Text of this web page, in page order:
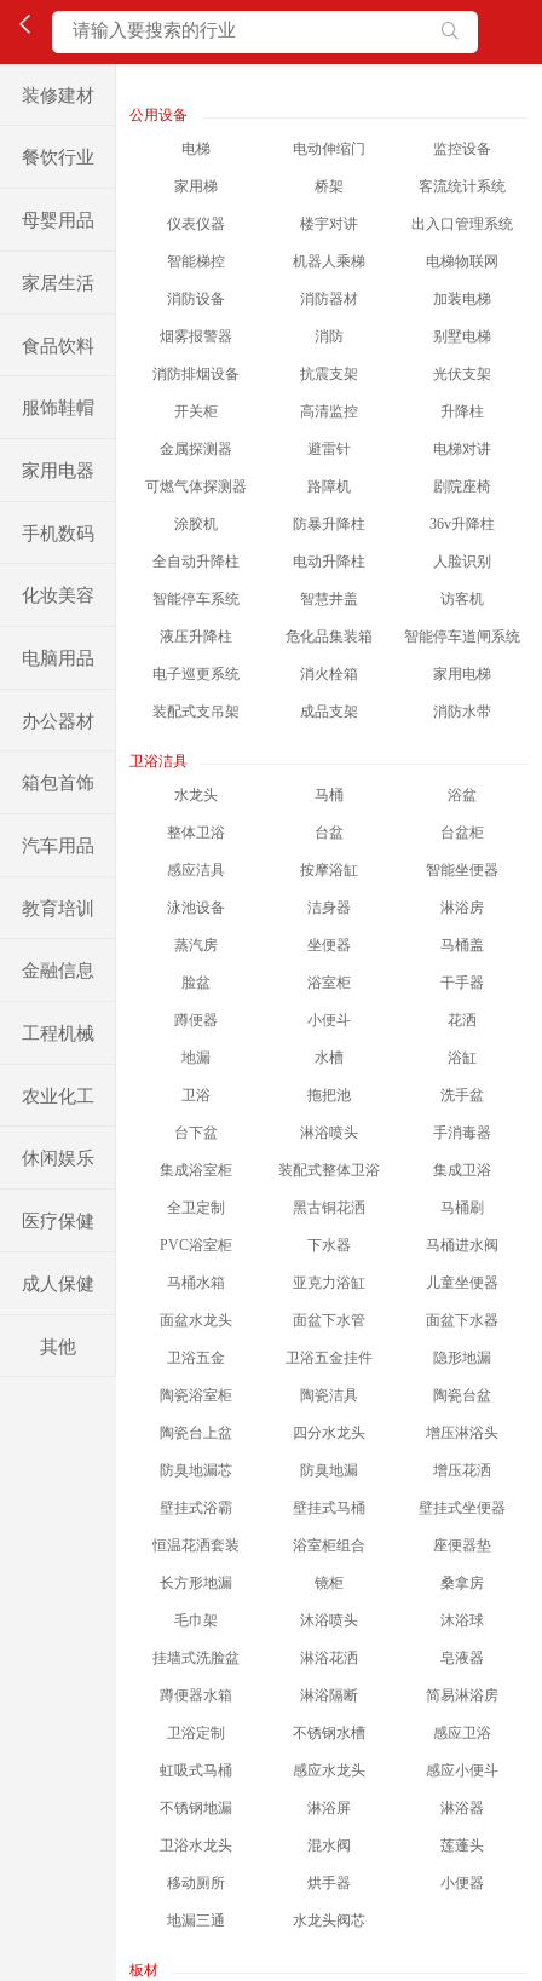
装修建材
餐饮行业
母婴用品
家居生活
食品饮料
服饰鞋帽
家用电器
手机数码
化妆美容
电脑用品
办公器材
箱包首饰
汽车用品
教育培训
金融信息
工程机械
农业化工
休闲娱乐
医疗保健
成人保健
其他
公用设备
电梯 电动伸缩门 监控设备
家用梯 桥架 客流统计系统
仪表仪器 楼宇对讲 出入口管理系统
智能梯控 机器人乘梯 电梯物联网
消防设备 消防器材 加装电梯
烟雾报警器 消防 别墅电梯
消防排烟设备 抗震支架 光伏支架
开关柜 高清监控 升降柱
金属探测器 避雷针 电梯对讲
可燃气体探测器 路障机 剧院座椅
涂胶机 防暴升降柱 36v升降柱
全自动升降柱 电动升降柱 人脸识别
智能停车系统 智慧井盖 访客机
液压升降柱 危化品集装箱 智能停车道闸系统
电子巡更系统 消火栓箱 家用电梯
装配式支吊架 成品支架 消防水带
卫浴洁具
水龙头 马桶 浴盆
整体卫浴 台盆 台盆柜
感应洁具 按摩浴缸 智能坐便器
泳池设备 洁身器 淋浴房
蒸汽房 坐便器 马桶盖
脸盆 浴室柜 干手器
蹲便器 小便斗 花洒
地漏 水槽 浴缸
卫浴 拖把池 洗手盆
台下盆 淋浴喷头 手消毒器
集成浴室柜 装配式整体卫浴 集成卫浴
全卫定制 黑古铜花洒 马桶刷
PVC浴室柜 下水器 马桶进水阀
马桶水箱 亚克力浴缸 儿童坐便器
面盆水龙头 面盆下水管 面盆下水器
卫浴五金 卫浴五金挂件 隐形地漏
陶瓷浴室柜 陶瓷洁具 陶瓷台盆
陶瓷台上盆 四分水龙头 增压淋浴头
防臭地漏芯 防臭地漏 增压花洒
壁挂式浴霸 壁挂式马桶 壁挂式坐便器
恒温花洒套装 浴室柜组合 座便器垫
长方形地漏 镜柜 桑拿房
毛巾架 沐浴喷头 沐浴球
挂墙式洗脸盆 淋浴花洒 皂液器
蹲便器水箱 淋浴隔断 简易淋浴房
卫浴定制 不锈钢水槽 感应卫浴
虹吸式马桶 感应水龙头 感应小便斗
不锈钢地漏 淋浴屏 淋浴器
卫浴水龙头 混水阀 莲蓬头
移动厕所 烘手器 小便器
地漏三通 水龙头阀芯
板材